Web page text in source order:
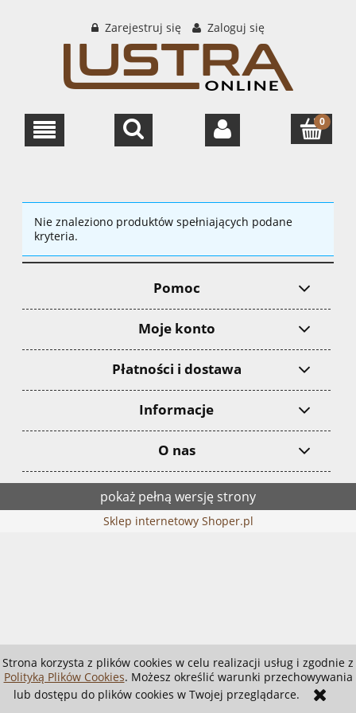
Strona korzysta z plików cookies w celu realizacji usług i zgodnie z
Polityką Plików Cookies. Możesz określić warunki przechowywania
lub dostępu do plików cookies w Twojej przeglądarce.
Zarejestruj się Zaloguj się
Nie znaleziono produktów spełniających podane
kryteria.
Pomoc
Moje konto
Płatności i dostawa
Informacje
O nas
pokaż pełną wersję strony
Sklep internetowy Shoper.pl